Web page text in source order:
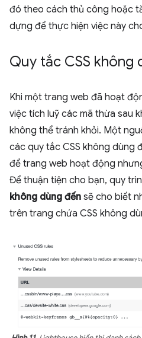
đó theo cách thủ công hoặc
dựng để thực hiện việc này
Quy tắc CSS không
Khi một trang web đã hoạt
việc tích luỹ các mã thừa sau
không thể tránh khỏi. Một
các quy tắc CSS không dùng
để trang web hoạt động
Để thuận tiện cho bạn, quy
không dùng đến sẽ cho biết
trên trang chứa CSS không